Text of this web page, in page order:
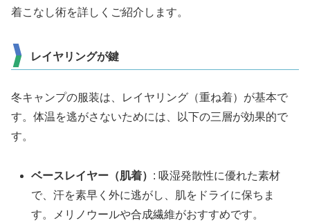
着こなし術を詳しくご紹介します。
レイヤリングが鍵
冬キャンプの服装は、レイヤリング（重ね着）が基本で
す。体温を逃がさないためには、以下の三層が効果的で
す。
ベースレイヤー（肌着） : 吸湿発散性に優れた素材
で、汗を素早く外に逃がし、肌をドライに保ちま
す。メリノウールや合成繊維がおすすめです。